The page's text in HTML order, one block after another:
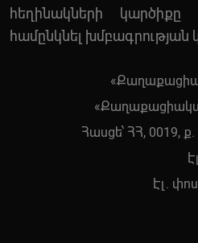
հեղինակների
համընկնել խմբագրության
Հասցե՝ ՀՀ, 0019,
Էլ.